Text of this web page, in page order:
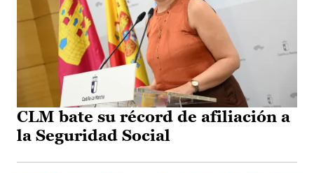
CLM bate su récord de afiliación a
la Seguridad Social